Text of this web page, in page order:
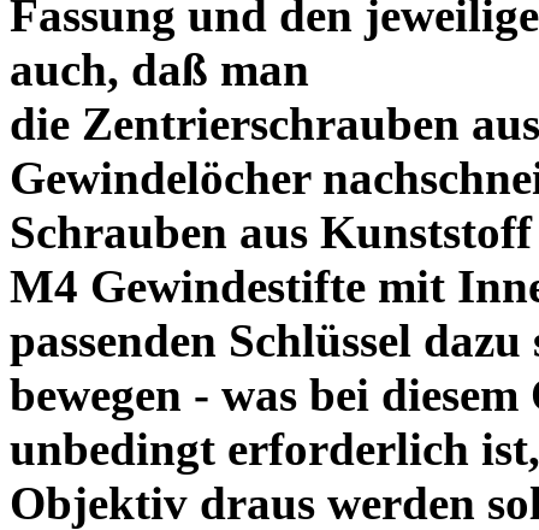
Fassung und den
auch, daß man
die Zentrierschrauben
Gewindelöcher
Schrauben aus
M4 Gewindestifte mit
passenden Schlüssel
bewegen - was bei
unbedingt erforderlich
Objektiv draus